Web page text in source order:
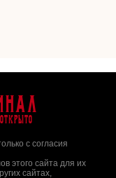
с согласия
этого сайта для их
сайтах,